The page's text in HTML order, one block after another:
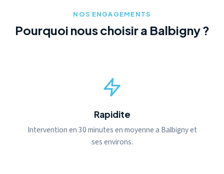
NOS ENGAGEMENTS
Pourquoi nous choisir a Balbigny ?
Rapidite
Intervention en 30 minutes en moyenne a Balbigny et
ses environs.